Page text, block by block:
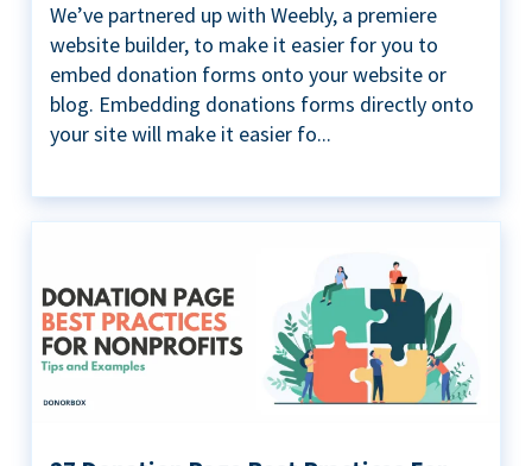
We’ve partnered up with Weebly, a premiere
website builder, to make it easier for you to
embed donation forms onto your website or
blog. Embedding donations forms directly onto
your site will make it easier fo...